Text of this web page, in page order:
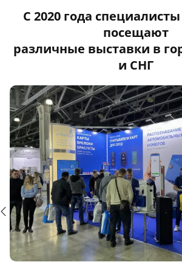
С 2020 года специалисты
посещают
различные выставки в
и СНГ